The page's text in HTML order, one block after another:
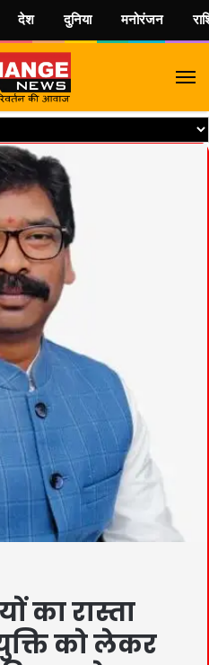
का रास्ता
को लेकर
देश दुनिया मनोरंजन